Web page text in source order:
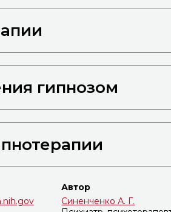
гипнозом
Автор
Синенченко А. Г.